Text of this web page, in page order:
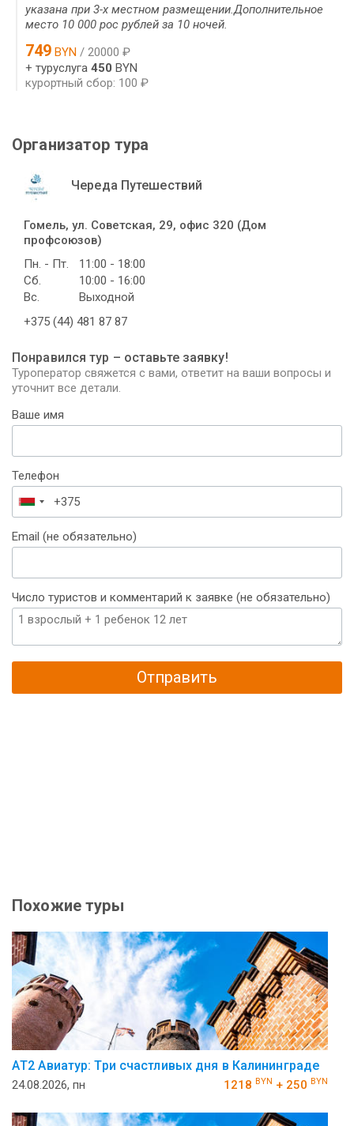
указана при 3-х местном размещении.Дополнительное
место 10 000 рос рублей за 10 ночей.
749 BYN / 20000 ₽
+ туруслуга 450 BYN
курортный сбор: 100 ₽
Организатор тура
Череда Путешествий
Гомель, ул. Советская, 29, офис 320 (Дом
профсоюзов)
Пн. - Пт.
11:00 - 18:00
Сб.
10:00 - 16:00
Вс.
Выходной
+375 (44) 481 87 87
Понравился тур – оставьте заявку!
Туроператор свяжется с вами, ответит на ваши вопросы и
уточнит все детали.
Ваше имя
Телефон
Беларусь
+375
Email (не обязательно)
Число туристов и комментарий к заявке (не обязательно)
Отправить
Похожие туры
АT2 Авиатур: Три счастливых дня в Калининграде
24.08.2026, пн 1218 BYN + 250 BYN